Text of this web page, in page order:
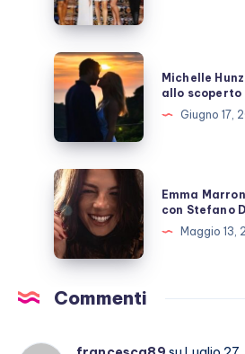
fanno
ora?
Michelle
Hunziker
e
Berruti
allo
scoperto
Michelle
allo scoperto
Giugno 17,
Emma
Marrone
e
l’amicizia
costruita
con
Emma
con Stefano
Maggio 13,
Commenti